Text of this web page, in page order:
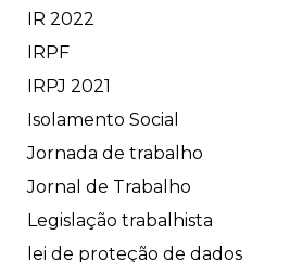
IR 2022
IRPF
IRPJ 2021
Isolamento Social
Jornada de trabalho
Jornal de Trabalho
Legislação trabalhista
lei de proteção de dados